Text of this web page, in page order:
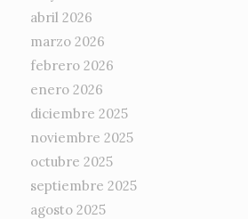
abril 2026
marzo 2026
febrero 2026
enero 2026
diciembre 2025
noviembre 2025
octubre 2025
septiembre 2025
agosto 2025